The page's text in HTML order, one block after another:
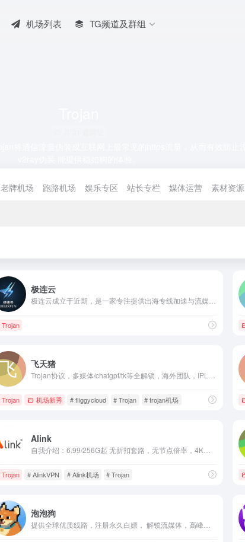
机场列表 TG频道及群组
老牌机场 跑路机场 娱乐专区 站长专栏 媒体运营 素材资源
极连云
极连云成立于近期，是一家专注提供出海专线加速与流媒体解锁服务的网络“机场”品牌。
Trojan
飞天猪
Trojan 机场新秀 # fliggycloud # Trojan # trojan机场
Alink
自我介绍：6.99/256G起 无折扣套路，无节点倍率，4K秒开，含国内电信移动BGP中转，最全流媒体解锁技术！
Trojan # AlinkVPN # Alink机场 # Trojan
泡泡狗